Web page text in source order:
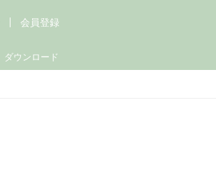
ダウンロード
会員登録